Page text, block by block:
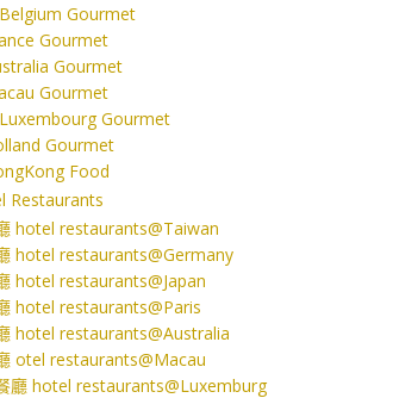
Gourmet
Gourmet
Gourmet
Gourmet
Gourmet
Gourmet
Food
Restaurants
hotel restaurants@Taiwan
hotel restaurants@Germany
hotel restaurants@Japan
hotel restaurants@Paris
hotel restaurants@Australia
otel restaurants@Macau
廳 hotel restaurants@Luxemburg